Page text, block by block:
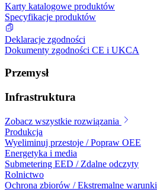
Karty katalogowe produktów
Specyfikacje produktów
Deklaracje zgodności
Dokumenty zgodności CE i UKCA
Przemysł
Infrastruktura
Zobacz wszystkie rozwiązania
Produkcja
Wyeliminuj przestoje / Popraw OEE
Energetyka i media
Submetering EED / Zdalne odczyty
Rolnictwo
Ochrona zbiorów / Ekstremalne warunki